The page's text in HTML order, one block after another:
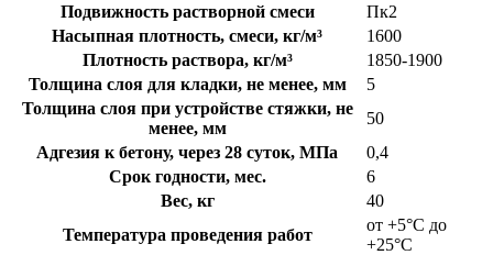
Подвижность растворной смеси
Пк2
Насыпная плотность, смеси, кг/м³
1600
Плотность раствора, кг/м³
1850-1900
Толщина слоя для кладки, не менее, мм
5
Толщина слоя при устройстве стяжки, не
менее, мм
50
Адгезия к бетону, через 28 суток, МПа
0,4
Срок годности, мес.
6
Вес, кг
40
Температура проведения работ
от +5°C до
+25°C